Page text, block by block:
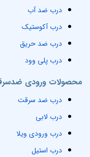
محصولات ورودی
درب ضد سرقت
درب لابی
درب ورودی ویلا
درب استیل
درب ضد آب
درب آکوستیک
درب ضد حریق
درب پلی وود